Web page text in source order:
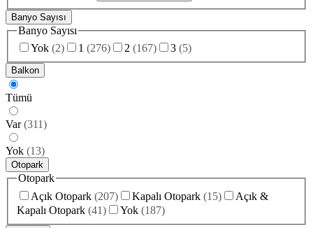
Banyo Sayısı
Banyo Sayısı
Yok (2) 1 (276) 2 (167) 3 (5)
Balkon
Tümü
Var (311)
Yok (13)
Otopark
Otopark
Açık Otopark (207) Kapalı Otopark (15)
Açık &
Kapalı Otopark (41) Yok (187)